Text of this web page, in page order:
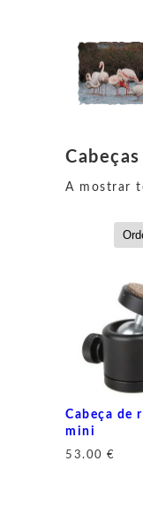
Cabeças
A mostrar
Cabeça de
mini
53.00 €